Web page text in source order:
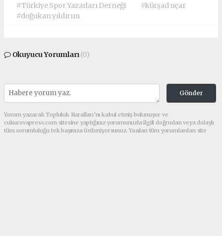
#Türkiye Spor Yazarları Derneği
#kürşad uçar
#doğukan yıldırım
Okuyucu Yorumları(0)
Gönder
Yorum yazarak Topluluk Kuralları’nı kabul etmiş bulunuyor ve
cukurovapress.com sitesine yaptığınız yorumunuzla ilgili doğrudan veya dolaylı
tüm sorumluluğu tek başınıza üstleniyorsunuz. Yazılan tüm yorumlardan site